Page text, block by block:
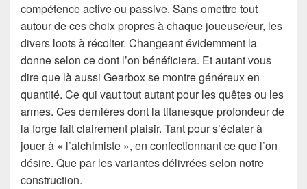
compétence active ou passive. Sans omettre tout
autour de ces choix propres à chaque joueuse/eur, les
divers loots à récolter. Changeant évidemment la
donne selon ce dont l’on bénéficiera. Et autant vous
dire que là aussi Gearbox se montre généreux en
quantité. Ce qui vaut tout autant pour les quêtes ou les
armes. Ces dernières dont la titanesque profondeur de
la forge fait clairement plaisir. Tant pour s’éclater à
jouer à « l’alchimiste », en confectionnant ce que l’on
désire. Que par les variantes délivrées selon notre
construction.